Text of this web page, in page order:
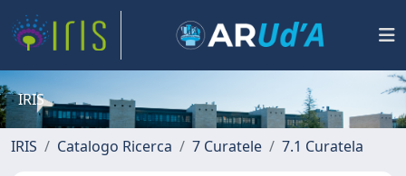
IRIS
IRIS Catalogo Ricerca 7 Curatele 7.1 Curatela